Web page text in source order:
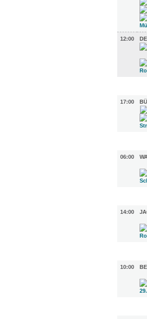
12:00
17:00
06:00
14:00
10:00